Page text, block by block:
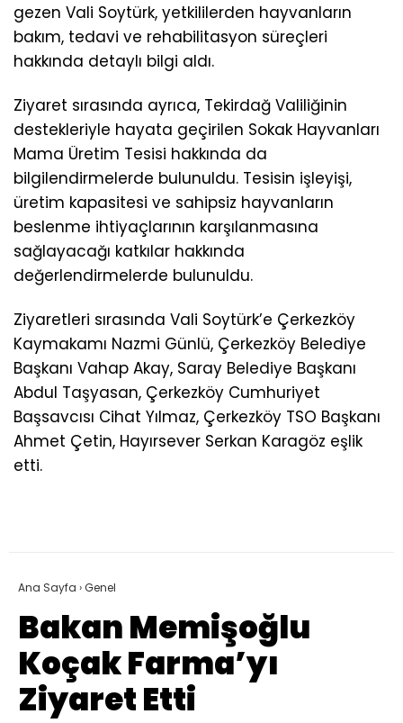
gezen Vali Soytürk, yetkililerden hayvanların
bakım, tedavi ve rehabilitasyon süreçleri
hakkında detaylı bilgi aldı.
Ziyaret sırasında ayrıca, Tekirdağ Valiliğinin
destekleriyle hayata geçirilen Sokak Hayvanları
Mama Üretim Tesisi hakkında da
bilgilendirmelerde bulunuldu. Tesisin işleyişi,
üretim kapasitesi ve sahipsiz hayvanların
beslenme ihtiyaçlarının karşılanmasına
sağlayacağı katkılar hakkında
değerlendirmelerde bulunuldu.
Ziyaretleri sırasında Vali Soytürk’e Çerkezköy
Kaymakamı Nazmi Günlü, Çerkezköy Belediye
Başkanı Vahap Akay, Saray Belediye Başkanı
Abdul Taşyasan, Çerkezköy Cumhuriyet
Başsavcısı Cihat Yılmaz, Çerkezköy TSO Başkanı
Ahmet Çetin, Hayırsever Serkan Karagöz eşlik
etti.
Ana Sayfa ›Genel
Bakan Memişoğlu
Koçak Farma’yı
Ziyaret Etti